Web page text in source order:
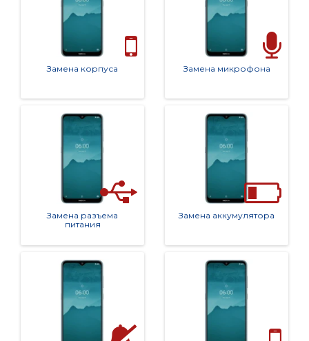
Замена корпуса Замена микрофона
Замена разъема
питания
Замена аккумулятора